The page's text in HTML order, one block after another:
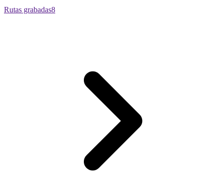
Rutas grabadas8